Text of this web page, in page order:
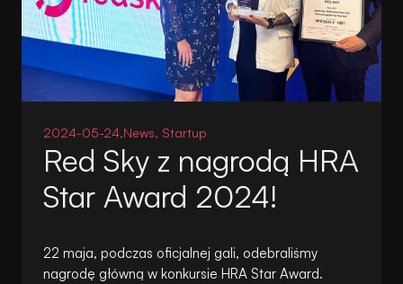
2024-05-24,News, Startup
Red Sky z nagrodą HRA
Star Award 2024!
22 maja, podczas oficjalnej gali, odebraliśmy
nagrodę główną w konkursie HRA Star Award.